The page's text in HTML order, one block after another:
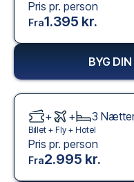
Pris pr. person
Fra1.395 kr.
BYG
+ + 3
Billet + Fly + Hotel
Pris pr. person
Fra2.995 kr.